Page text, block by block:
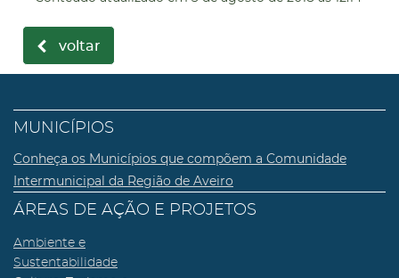
voltar
MUNICÍPIOS
Conheça os Municípios que compõem a Comunidade
Intermunicipal da Região de Aveiro
ÁREAS DE AÇÃO E PROJETOS
Ambiente e
Sustentabilidade